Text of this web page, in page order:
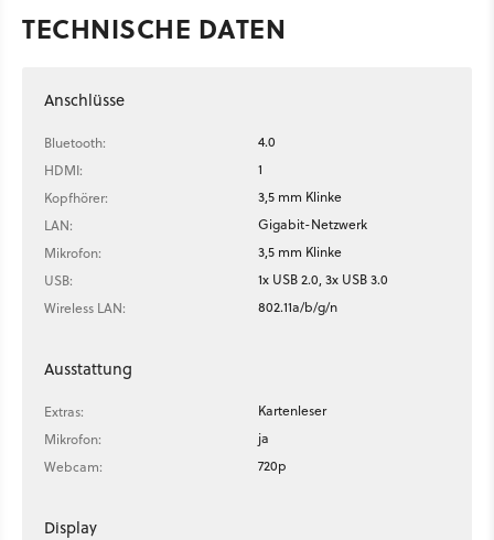
TECHNISCHE DATEN
Anschlüsse
Bluetooth:
4.0
HDMI:
1
Kopfhörer:
3,5 mm Klinke
LAN:
Gigabit-Netzwerk
Mikrofon:
3,5 mm Klinke
USB:
1x USB 2.0, 3x USB 3.0
Wireless LAN:
802.11a/b/g/n
Ausstattung
Extras:
Kartenleser
Mikrofon:
ja
Webcam:
720p
Display